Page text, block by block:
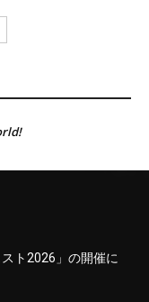
スト2026」の開催に